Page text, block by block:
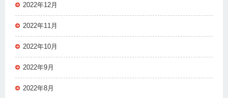
2022年12月
2022年11月
2022年10月
2022年9月
2022年8月